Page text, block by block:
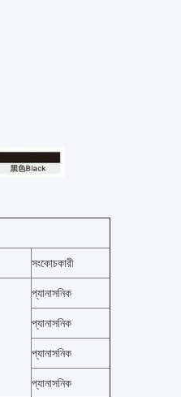
সংকোচকারী
প্যানাসনিক
প্যানাসনিক
প্যানাসনিক
প্যানাসনিক